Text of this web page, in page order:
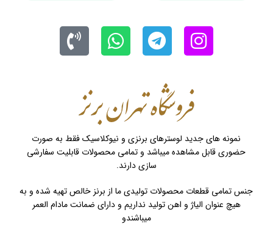
نمونه های جدید لوسترهای برنزی و نیوکلاسیک فقط به صورت
حضوری قابل مشاهده میباشد و تمامی محصولات قابلیت سفارشی
سازی دارند.
جنس تمامی قطعات محصولات تولیدی ما از برنز خالص تهیه شده و به
هیچ عنوان الیاژ و اهن تولید نداریم و دارای ضمانت مادام العمر
میباشندو